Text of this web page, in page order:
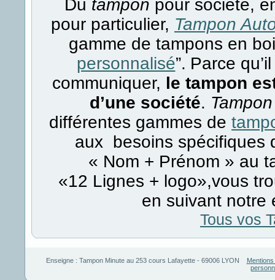
Du tampon pour société,
pour particulier, Tampon
gamme de tampons en
personnalisé”. Parce
communiquer, le tampon
d’une société.
différentes gammes de
aux besoins spécifiques
« Nom + Prénom » au
«12 Lignes + logo»,vous
en suivant
Tous vos
Enseigne : Tampon Minuteau 253 cours Lafayette- 69006 LYON